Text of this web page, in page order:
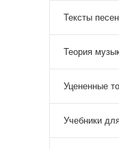
Тексты
Теория
Уцененные
Учебники